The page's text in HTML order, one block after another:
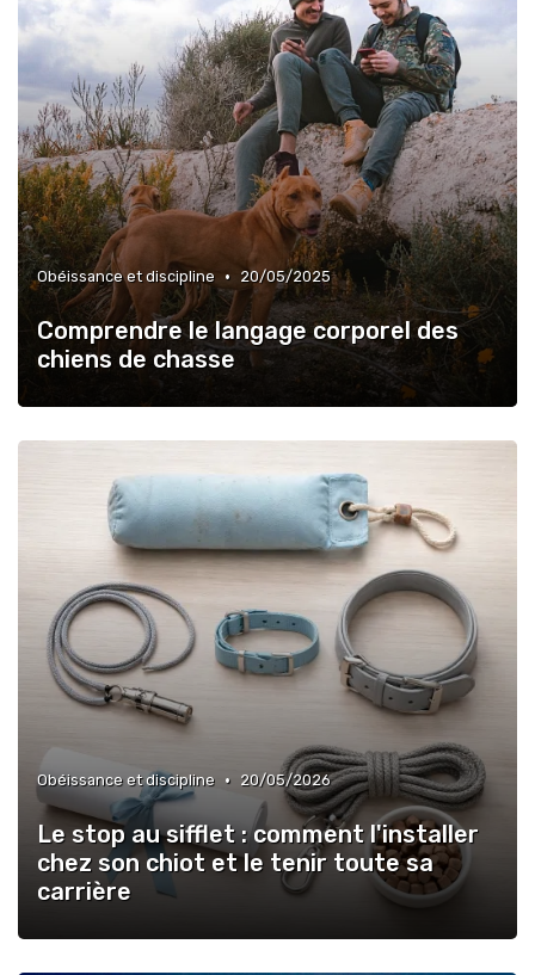
Obéissance et discipline • 20/05/2025
Comprendre le langage corporel des
chiens de chasse
Obéissance et discipline • 20/05/2026
Le stop au sifflet : comment l'installer
chez son chiot et le tenir toute sa
carrière